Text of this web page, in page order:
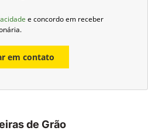
e concordo em receber
em contato
de Grão